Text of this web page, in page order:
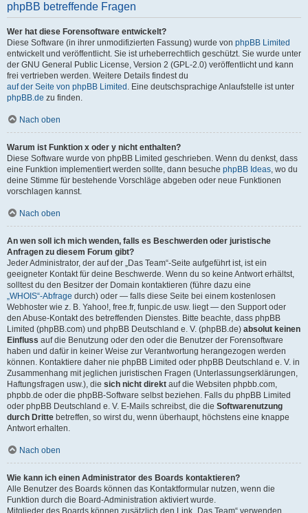
phpBB betreffende Fragen
Wer hat diese Forensoftware entwickelt?
Diese Software (in ihrer unmodifizierten Fassung) wurde von phpBB Limited
entwickelt und veröffentlicht. Sie ist urheberrechtlich geschützt. Sie wurde unter
der GNU General Public License, Version 2 (GPL-2.0) veröffentlicht und kann
frei vertrieben werden. Weitere Details findest du
auf der Seite von phpBB Limited . Eine deutschsprachige Anlaufstelle ist unter
phpBB.de zu finden.
Nach oben
Warum ist Funktion x oder y nicht enthalten?
Diese Software wurde von phpBB Limited geschrieben. Wenn du denkst, dass
eine Funktion implementiert werden sollte, dann besuche phpBB Ideas, wo du
deine Stimme für bestehende Vorschläge abgeben oder neue Funktionen
vorschlagen kannst.
Nach oben
An wen soll ich mich wenden, falls es Beschwerden oder juristische
Anfragen zu diesem Forum gibt?
Jeder Administrator, der auf der „Das Team“-Seite aufgeführt ist, ist ein
geeigneter Kontakt für deine Beschwerde. Wenn du so keine Antwort erhältst,
solltest du den Besitzer der Domain kontaktieren (führe dazu eine
„WHOIS“-Abfrage durch) oder — falls diese Seite bei einem kostenlosen
Webhoster wie z. B. Yahoo!, free.fr, funpic.de usw. liegt — den Support oder
den Abuse-Kontakt des betreffenden Dienstes. Bitte beachte, dass phpBB
Limited (phpBB.com) und phpBB Deutschland e. V. (phpBB.de) absolut keinen
Einfluss auf die Benutzung oder den oder die Benutzer der Forensoftware
haben und dafür in keiner Weise zur Verantwortung herangezogen werden
können. Kontaktiere daher nie phpBB Limited oder phpBB Deutschland e. V. in
Zusammenhang mit jeglichen juristischen Fragen (Unterlassungserklärungen,
Haftungsfragen usw.), die sich nicht direkt auf die Websiten phpbb.com,
phpbb.de oder die phpBB-Software selbst beziehen. Falls du phpBB Limited
oder phpBB Deutschland e. V. E-Mails schreibst, die die Softwarenutzung
durch Dritte betreffen, so wirst du, wenn überhaupt, höchstens eine knappe
Antwort erhalten.
Nach oben
Wie kann ich einen Administrator des Boards kontaktieren?
Alle Benutzer des Boards können das Kontaktformular nutzen, wenn die
Funktion durch die Board-Administration aktiviert wurde.
Mitglieder des Boards können zusätzlich den Link „Das Team“ verwenden.